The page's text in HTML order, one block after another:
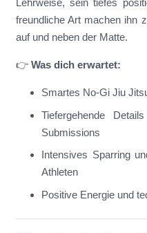
Lehrweise, sein tiefes
freundliche Art machen ihn
auf und neben der Matte.
👉 Was dich erwartet:
Smartes No-Gi Jiu
Tiefergehende
Submissions
Intensives Sparring
Athleten
Positive Energie und